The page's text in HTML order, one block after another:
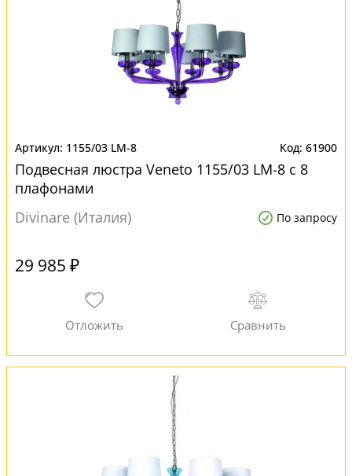
1155/03 LM-8 61900
Подвесная люстра Veneto 1155/03 LM-8 с 8
плафонами
Divinare (Италия)
По запросу
29 985 ₽